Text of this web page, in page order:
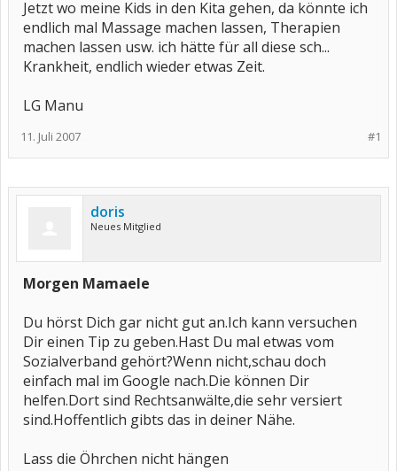
Jetzt wo meine Kids in den Kita gehen, da könnte ich
endlich mal Massage machen lassen, Therapien
machen lassen usw. ich hätte für all diese sch...
Krankheit, endlich wieder etwas Zeit.
LG Manu
#1
11. Juli 2007
doris
Neues Mitglied
Morgen Mamaele
Du hörst Dich gar nicht gut an.Ich kann versuchen
Dir einen Tip zu geben.Hast Du mal etwas vom
Sozialverband gehört?Wenn nicht,schau doch
einfach mal im Google nach.Die können Dir
helfen.Dort sind Rechtsanwälte,die sehr versiert
sind.Hoffentlich gibts das in deiner Nähe.
Lass die Öhrchen nicht hängen